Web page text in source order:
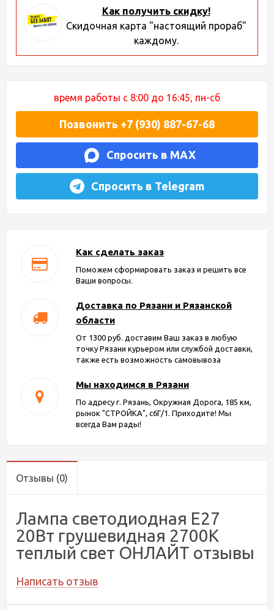
Как получить скидку!
Скидочная карта "настоящий прораб"
каждому.
время работы с 8:00 до 16:45, пн-сб
Позвонить +7 (930) 887-67-68
Спросить в MAX
Спросить в Telegram
Как сделать заказ
Поможем сформировать заказ и решить все
Ваши вопросы.
Доставка по Рязани и Рязанской
области
От 1300 руб. доставим Ваш заказ в любую
точку Рязани курьером или службой доставки,
также есть возможность самовывоза
Мы находимся в Рязани
По адресу г. Рязань, Окружная Дорога, 185 км,
рынок "СТРОЙКА", с6Г/1. Приходите! Мы
всегда Вам рады!
Отзывы (0)
Лампа светодиодная Е27
20Вт грушевидная 2700К
теплый свет ОНЛАЙТ отзывы
Написать отзыв